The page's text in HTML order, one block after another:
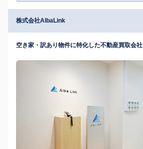
株式会社AlbaLink
空き家・訳あり物件に特化した不動産買取会社